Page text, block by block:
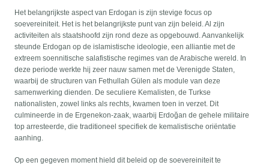
Het belangrijkste aspect van Erdogan is zijn stevige focus op
soevereiniteit. Het is het belangrijkste punt van zijn beleid. Al zijn
activiteiten als staatshoofd zijn rond deze as opgebouwd. Aanvankelijk
steunde Erdogan op de islamistische ideologie, een alliantie met de
extreem soennitische salafistische regimes van de Arabische wereld. In
deze periode werkte hij zeer nauw samen met de Verenigde Staten,
waarbij de structuren van Fethullah Gülen als module van deze
samenwerking dienden. De seculiere Kemalisten, de Turkse
nationalisten, zowel links als rechts, kwamen toen in verzet. Dit
culmineerde in de Ergenekon-zaak, waarbij Erdoğan de gehele militaire
top arresteerde, die traditioneel specifiek de kemalistische oriëntatie
aanhing.
Op een gegeven moment hield dit beleid op de soevereiniteit te